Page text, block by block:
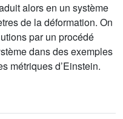
alors en un système
de la déformation. On
par un procédé
dans des exemples
métriques d’Einstein.